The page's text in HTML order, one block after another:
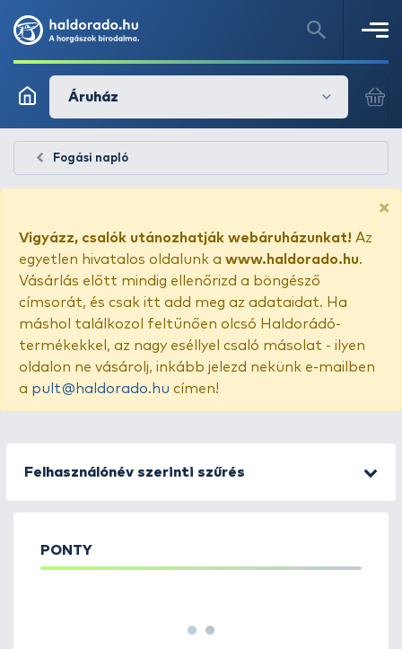
Áruház
Fogási napló
×
Vigyázz, csalók utánozhatják webáruházunkat! Az
egyetlen hivatalos oldalunk a www.haldorado.hu.
Vásárlás előtt mindig ellenőrizd a böngésző
címsorát, és csak itt add meg az adataidat. Ha
máshol találkozol feltűnően olcsó Haldorádó-
termékekkel, az nagy eséllyel csaló másolat - ilyen
oldalon ne vásárolj, inkább jelezd nekünk e-mailben
a pult@haldorado.hu címen!
Felhasználónév szerinti szűrés
PONTY
1